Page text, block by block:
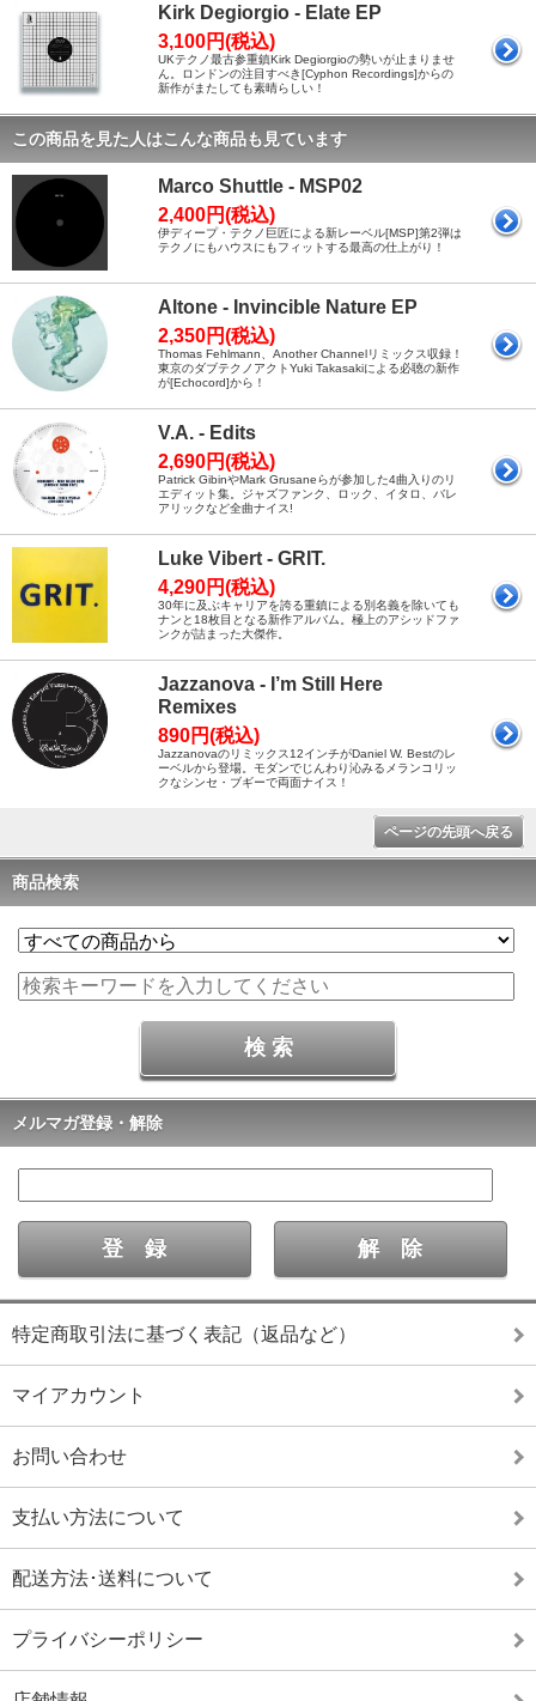
Kirk Degiorgio - Elate EP
3,100円(税込)
UKテクノ最古参重鎮Kirk Degiorgioの勢いが止まりませ
ん。ロンドンの注目すべき[Cyphon Recordings]からの
新作がまたしても素晴らしい！
この商品を見た人はこんな商品も見ています
Marco Shuttle - MSP02
2,400円(税込)
伊ディープ・テクノ巨匠による新レーベル[MSP]第2弾は
テクノにもハウスにもフィットする最高の仕上がり！
Altone - Invincible Nature EP
2,350円(税込)
Thomas Fehlmann、Another Channelリミックス収録！
東京のダブテクノアクトYuki Takasakiによる必聴の新作
が[Echocord]から！
V.A. - Edits
2,690円(税込)
Patrick GibinやMark Grusaneらが参加した4曲入りのリ
エディット集。ジャズファンク、ロック、イタロ、バレ
アリックなど全曲ナイス!
Luke Vibert - GRIT.
4,290円(税込)
30年に及ぶキャリアを誇る重鎮による別名義を除いても
ナンと18枚目となる新作アルバム。極上のアシッドファ
ンクが詰まった大傑作。
Jazzanova - I’m Still Here
Remixes
890円(税込)
Jazzanovaのリミックス12インチがDaniel W. Bestのレ
ーベルから登場。モダンでじんわり沁みるメランコリッ
クなシンセ・ブギーで両面ナイス！
ページの先頭へ戻る
商品検索
メルマガ登録・解除
特定商取引法に基づく表記（返品など）
マイアカウント
お問い合わせ
支払い方法について
配送方法･送料について
プライバシーポリシー